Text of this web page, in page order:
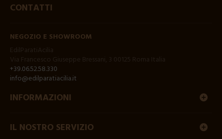
CONTATTI
NEGOZIO E SHOWROOM
+39.06.52.58.330
info@edilparatiacilia.it
INFORMAZIONI
IL NOSTRO SERVIZIO